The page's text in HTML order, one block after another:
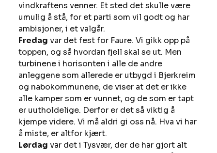
vindkraftens venner. Et sted det skulle være
umulig å stå, for et parti som vil godt og har
ambisjoner, i et valgår.
Fredag var det fest for Faure. Vi gikk opp på
toppen, og så hvordan fjell skal se ut. Men
turbinene i horisonten i alle de andre
anleggene som allerede er utbygd i Bjerkreim
og nabokommunene, de viser at det er ikke
alle kamper som er vunnet, og de som er tapt
er uutholdelige. Derfor er det så viktig å
kjempe videre. Vi må aldri gi oss nå. Hva vi har
å miste, er altfor kjært.
Lørdag var det i Tysvær, der de har gjort alt